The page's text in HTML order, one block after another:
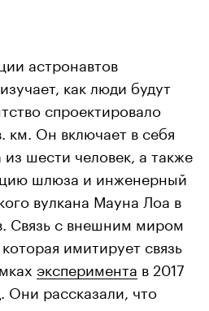
астронавтов
как люди будут
спроектировало
Он включает в себя
шести человек, а также
шлюза и инженерный
вулкана Мауна Лоа в
Связь с внешним миром
имитирует связь
эксперимента в 2017
Они рассказали, что